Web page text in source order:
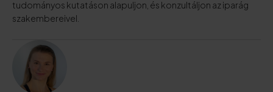
tudományos kutatáson alapuljon, és konzultáljon az iparág
szakembereivel.